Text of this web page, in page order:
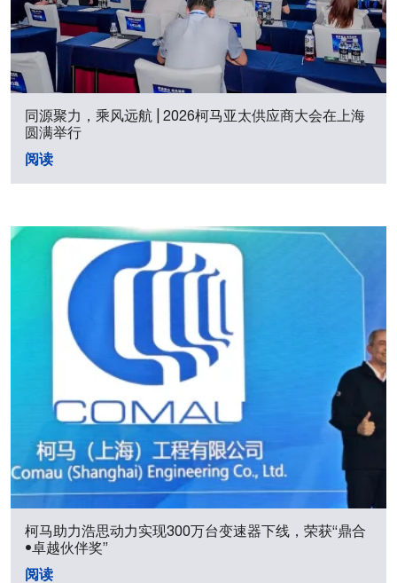
同源聚力，乘风远航 | 2026柯马亚太供应商大会在上海
圆满举行
阅读
柯马助力浩思动力实现300万台变速器下线，荣获“鼎合
•卓越伙伴奖”
阅读